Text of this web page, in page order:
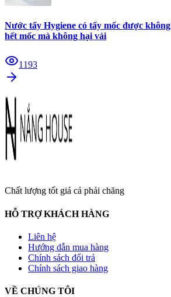
Nước tẩy Hygiene có tẩy mốc được
hết mốc mà không hại vải
1193
Chất lượng tốt giá cả phải chăng
HỖ TRỢ KHÁCH HÀNG
Liên hệ
Hướng dẫn mua hàng
Chính sách đổi trả
Chính sách giao hàng
VỀ CHÚNG TÔI